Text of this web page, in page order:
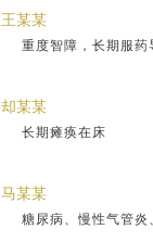
王某某
重度智障，长期服
却某某
长期瘫痪在床
马某某
糖尿病、慢性气管